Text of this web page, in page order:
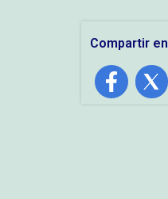
Compartir en